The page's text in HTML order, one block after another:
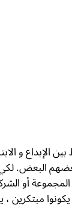
الإبداع و
البعض.
أو